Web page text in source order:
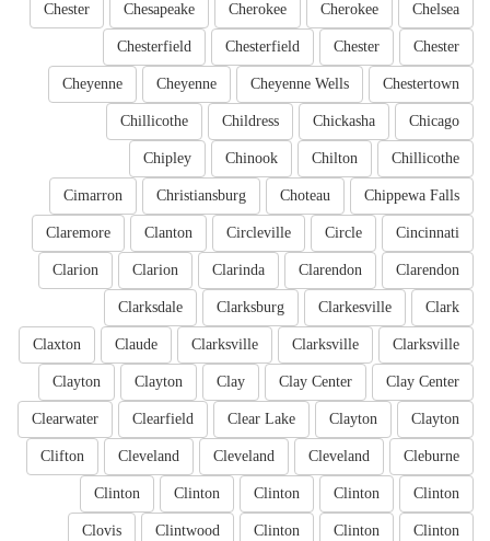
Chelsea
Cherokee
Cherokee
Chesapeake
Chester
Chester
Chester
Chesterfield
Chesterfield
Chestertown
Cheyenne Wells
Cheyenne
Cheyenne
Chicago
Chickasha
Childress
Chillicothe
Chillicothe
Chilton
Chinook
Chipley
Chippewa Falls
Choteau
Christiansburg
Cimarron
Cincinnati
Circle
Circleville
Clanton
Claremore
Clarendon
Clarendon
Clarinda
Clarion
Clarion
Clark
Clarkesville
Clarksburg
Clarksdale
Clarksville
Clarksville
Clarksville
Claude
Claxton
Clay Center
Clay Center
Clay
Clayton
Clayton
Clayton
Clayton
Clear Lake
Clearfield
Clearwater
Cleburne
Cleveland
Cleveland
Cleveland
Clifton
Clinton
Clinton
Clinton
Clinton
Clinton
Clinton
Clinton
Clinton
Clintwood
Clovis